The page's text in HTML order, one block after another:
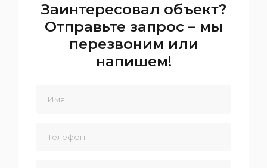
Заинтересовал объект?
Отправьте запрос – мы
перезвоним или
напишем!